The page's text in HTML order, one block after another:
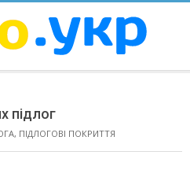
підлог
, ПІДЛОГОВІ ПОКРИТТЯ